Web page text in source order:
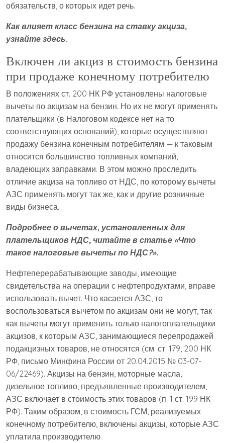
обязательств, о которых идет речь.
Как влияет класс бензина на ставку акциза,
узнайте здесь.
Включен ли акциз в стоимость бензина
при продаже конечному потребителю
В положениях ст. 200 НК РФ установлены налоговые
вычеты по акцизам на бензин. Но их не могут применять
плательщики (в Налоговом кодексе нет на то
соответствующих оснований), которые осуществляют
продажу бензина конечным потребителям — к таковым
относится большинство топливных компаний,
владеющих заправками. В этом можно проследить
отличие акциза на топливо от НДС, по которому вычеты
АЗС применять могут так же, как и другие розничные
виды бизнеса.
Подробнее о вычетах, установленных для
плательщиков НДС, читайте в статье «Что
такое налоговые вычеты по НДС?».
Нефтеперерабатывающие заводы, имеющие
свидетельства на операции с нефтепродуктами, вправе
использовать вычет. Что касается АЗС, то
воспользоваться вычетом по акцизам они не могут, так
как вычеты могут применить только налогоплательщики
акцизов, к которым АЗС, занимающиеся перепродажей
подакцизных товаров, не относятся (см. ст. 179, 200 НК
РФ, письмо Минфина России от 20.04.2015 № 03-07-
06/22469). Акцизы на бензин, моторные масла,
дизельное топливо, предъявленные производителем,
АЗС включает в стоимость этих товаров (п. 1 ст. 199 НК
РФ). Таким образом, в стоимость ГСМ, реализуемых
конечному потребителю, включены акцизы, которые АЗС
уплатила производителю.